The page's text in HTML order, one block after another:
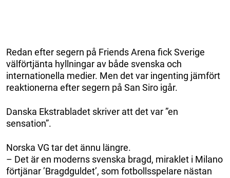
Redan efter segern på Friends Arena fick Sverige
välförtjänta hyllningar av både svenska och
internationella medier. Men det var ingenting jämfört
reaktionerna efter segern på San Siro igår.
Danska Ekstrabladet skriver att det var ”en
sensation”.
Norska VG tar det ännu längre.
– Det är en moderns svenska bragd, miraklet i Milano
förtjänar ’Bragdguldet’, som fotbollsspelare nästan